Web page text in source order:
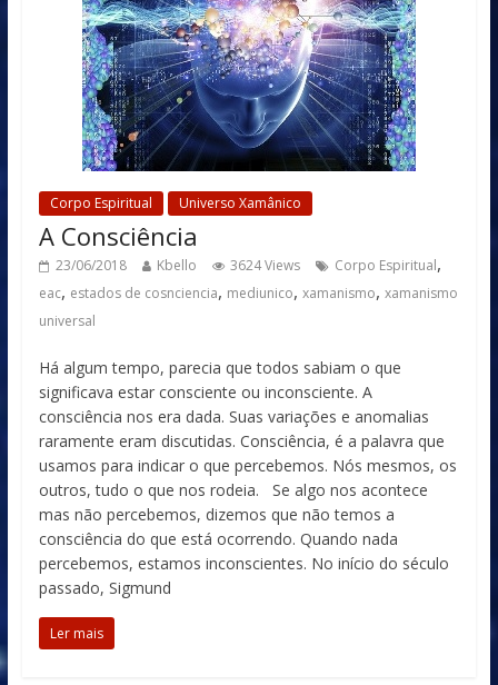
Corpo Espiritual Universo Xamânico
A Consciência
23/06/2018 Kbello 3624 Views Corpo Espiritual,
eac, estados de cosnciencia, mediunico, xamanismo, xamanismo
universal
Há algum tempo, parecia que todos sabiam o que
significava estar consciente ou inconsciente. A
consciência nos era dada. Suas variações e anomalias
raramente eram discutidas. Consciência, é a palavra que
usamos para indicar o que percebemos. Nós mesmos, os
outros, tudo o que nos rodeia. Se algo nos acontece
mas não percebemos, dizemos que não temos a
consciência do que está ocorrendo. Quando nada
percebemos, estamos inconscientes. No início do século
passado, Sigmund
Ler mais